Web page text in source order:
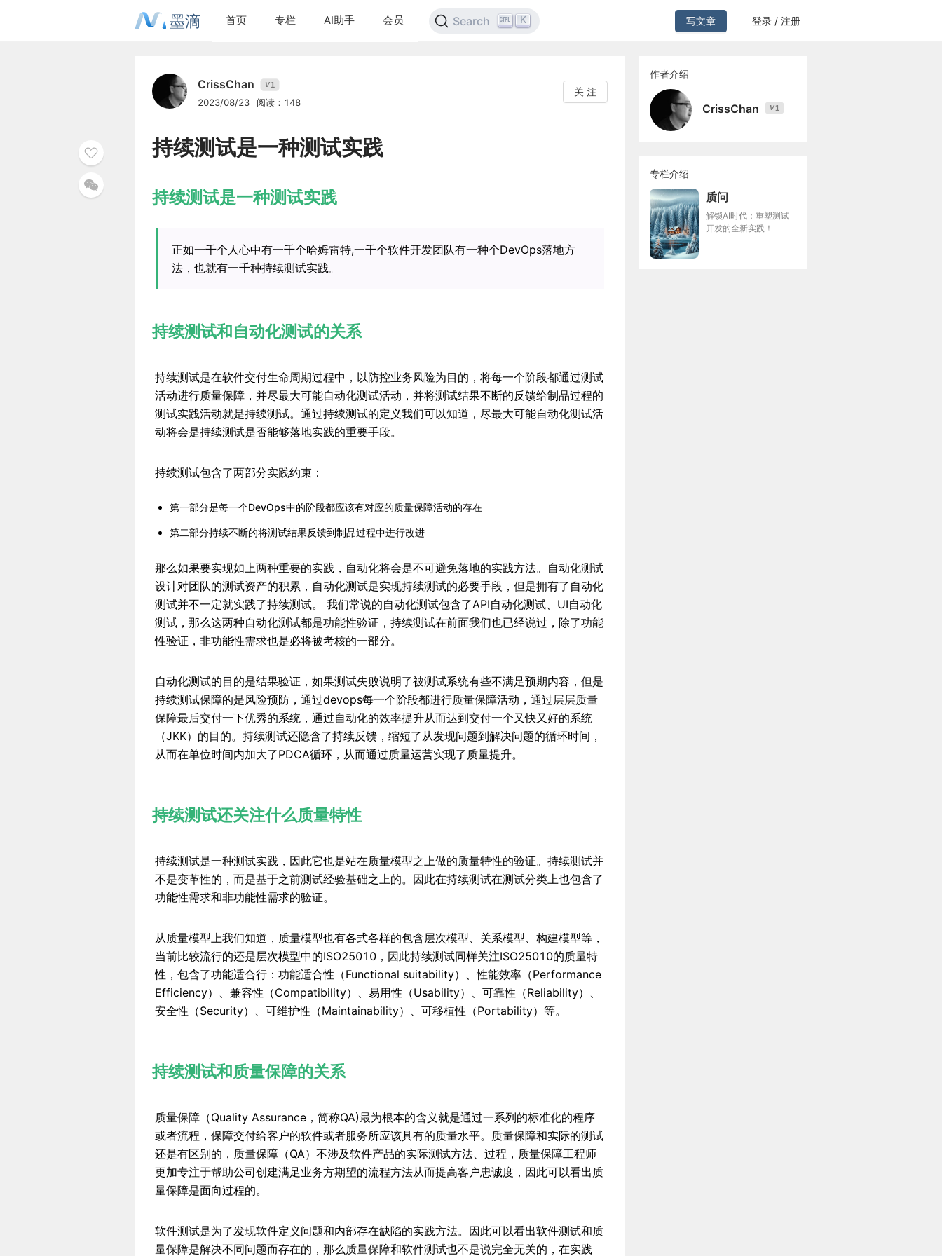
墨滴 首页 专栏 AI助手 会员 Search K 写文章 登录 / 注册
CrissChan V1
2023/08/23 阅读：148
关 注
持续测试是一种测试实践
持续测试是一种测试实践
正如一千个人心中有一千个哈姆雷特,一千个软件开发团队有一种个DevOps落地方
法，也就有一千种持续测试实践。
持续测试和自动化测试的关系
持续测试是在软件交付生命周期过程中，以防控业务风险为目的，将每一个阶段都通过测试
活动进行质量保障，并尽最大可能自动化测试活动，并将测试结果不断的反馈给制品过程的
测试实践活动就是持续测试。通过持续测试的定义我们可以知道，尽最大可能自动化测试活
动将会是持续测试是否能够落地实践的重要手段。
持续测试包含了两部分实践约束：
第一部分是每一个DevOps中的阶段都应该有对应的质量保障活动的存在
第二部分持续不断的将测试结果反馈到制品过程中进行改进
那么如果要实现如上两种重要的实践，自动化将会是不可避免落地的实践方法。自动化测试
设计对团队的测试资产的积累，自动化测试是实现持续测试的必要手段，但是拥有了自动化
测试并不一定就实践了持续测试。 我们常说的自动化测试包含了API自动化测试、UI自动化
测试，那么这两种自动化测试都是功能性验证，持续测试在前面我们也已经说过，除了功能
性验证，非功能性需求也是必将被考核的一部分。
自动化测试的目的是结果验证，如果测试失败说明了被测试系统有些不满足预期内容，但是
持续测试保障的是风险预防，通过devops每一个阶段都进行质量保障活动，通过层层质量
保障最后交付一下优秀的系统，通过自动化的效率提升从而达到交付一个又快又好的系统
（JKK）的目的。持续测试还隐含了持续反馈，缩短了从发现问题到解决问题的循环时间，
从而在单位时间内加大了PDCA循环，从而通过质量运营实现了质量提升。
持续测试还关注什么质量特性
持续测试是一种测试实践，因此它也是站在质量模型之上做的质量特性的验证。持续测试并
不是变革性的，而是基于之前测试经验基础之上的。因此在持续测试在测试分类上也包含了
功能性需求和非功能性需求的验证。
从质量模型上我们知道，质量模型也有各式各样的包含层次模型、关系模型、构建模型等，
当前比较流行的还是层次模型中的ISO25010，因此持续测试同样关注ISO25010的质量特
性，包含了功能适合行：功能适合性（Functional suitability）、性能效率（Performance
Efficiency）、兼容性（Compatibility）、易用性（Usability）、可靠性（Reliability）、
安全性（Security）、可维护性（Maintainability）、可移植性（Portability）等。
持续测试和质量保障的关系
质量保障（Quality Assurance，简称QA)最为根本的含义就是通过一系列的标准化的程序
或者流程，保障交付给客户的软件或者服务所应该具有的质量水平。质量保障和实际的测试
还是有区别的，质量保障（QA）不涉及软件产品的实际测试方法、过程，质量保障工程师
更加专注于帮助公司创建满足业务方期望的流程方法从而提高客户忠诚度，因此可以看出质
量保障是面向过程的。
软件测试是为了发现软件定义问题和内部存在缺陷的实践方法。因此可以看出软件测试和质
量保障是解决不同问题而存在的，那么质量保障和软件测试也不是说完全无关的，在实践
作者介绍
CrissChan V1
专栏介绍
质问
解锁AI时代：重塑测试
开发的全新实践！